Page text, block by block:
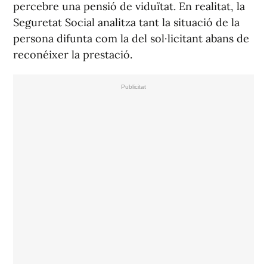
percebre una pensió de viduïtat. En realitat, la
Seguretat Social analitza tant la situació de la
persona difunta com la del sol·licitant abans de
reconéixer la prestació.